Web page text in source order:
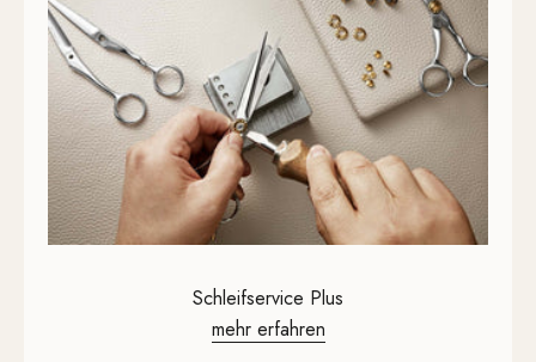
Schleifservice Plus
mehr erfahren